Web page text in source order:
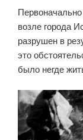
возле города
разрушен в
это
было негде